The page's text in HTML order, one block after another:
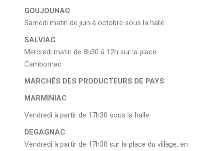
GOUJOUNAC
Samedi matin de juin à octobre sous la halle
SALVIAC
Mercredi matin de 8h30 à 12h sur la place
Cambornac
MARCHÉS DES PRODUCTEURS DE PAYS
MARMINIAC
Vendredi à partir de 17h30 sous la halle
DEGAGNAC
Vendredi à partir de 17h30 sur la place du village, en